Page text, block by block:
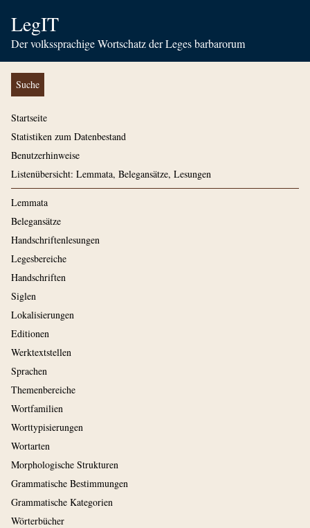
LegIT
Der volkssprachige Wortschatz der Leges barbarorum
Suche
Startseite
Statistiken zum Datenbestand
Benutzerhinweise
Listenübersicht: Lemmata, Belegansätze, Lesungen
Lemmata
Belegansätze
Handschriftenlesungen
Legesbereiche
Handschriften
Siglen
Lokalisierungen
Editionen
Werktextstellen
Sprachen
Themenbereiche
Wortfamilien
Worttypisierungen
Wortarten
Morphologische Strukturen
Grammatische Bestimmungen
Grammatische Kategorien
Wörterbücher